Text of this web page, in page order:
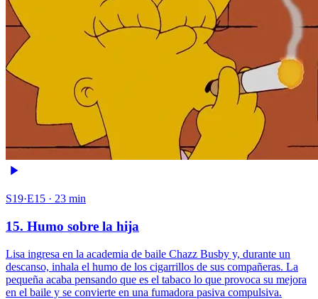
S19·E15 · 23 min
15. Humo sobre la hija
Lisa ingresa en la academia de baile Chazz Busby y, durante un
descanso, inhala el humo de los cigarrillos de sus compañeras. La
pequeña acaba pensando que es el tabaco lo que provoca su mejora
en el baile y se convierte en una fumadora pasiva compulsiva.